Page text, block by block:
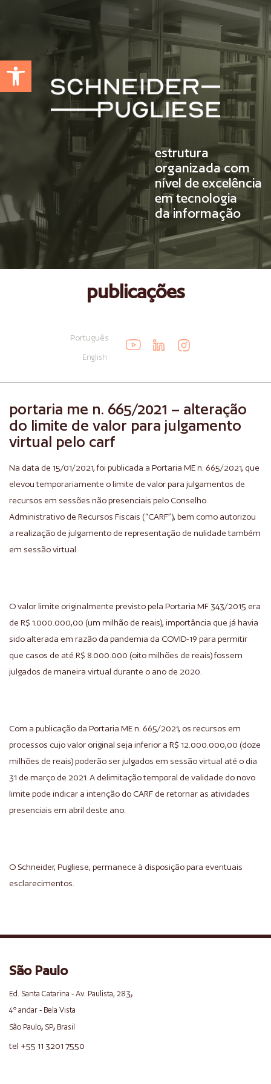
Abrir a barra de ferramentas
estrutura
organizada com
nível de excelência
em tecnologia
da informação
publicações
Português
English
portaria me n. 665/2021 – alteração
do limite de valor para julgamento
virtual pelo carf
Na data de 15/01/2021, foi publicada a Portaria ME n. 665/2021, que
elevou temporariamente o limite de valor para julgamentos de
recursos em sessões não presenciais pelo Conselho
Administrativo de Recursos Fiscais (“CARF”), bem como autorizou
a realização de julgamento de representação de nulidade também
em sessão virtual.
O valor limite originalmente previsto pela Portaria MF 343/2015 era
de R$ 1.000.000,00 (um milhão de reais), importância que já havia
sido alterada em razão da pandemia da COVID-19 para permitir
que casos de até R$ 8.000.000 (oito milhões de reais) fossem
julgados de maneira virtual durante o ano de 2020.
Com a publicação da Portaria ME n. 665/2021, os recursos em
processos cujo valor original seja inferior a R$ 12.000.000,00 (doze
milhões de reais) poderão ser julgados em sessão virtual até o dia
31 de março de 2021. A delimitação temporal de validade do novo
limite pode indicar a intenção do CARF de retornar as atividades
presenciais em abril deste ano.
O Schneider, Pugliese, permanece à disposição para eventuais
esclarecimentos.
São Paulo
Ed. Santa Catarina - Av. Paulista, 283,
4º andar - Bela Vista
São Paulo, SP, Brasil
tel +55 11 3201 7550